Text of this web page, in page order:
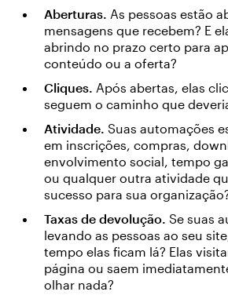
Aberturas. As pessoas estão
mensagens que recebem? E
abrindo no prazo certo para
conteúdo ou a oferta?
Cliques. Após abertas, elas
seguem o caminho que
Atividade. Suas automações
em inscrições, compras,
envolvimento social, tempo
ou qualquer outra atividade
sucesso para sua
Taxas de devolução. Se suas
levando as pessoas ao seu
tempo elas ficam lá? Elas
página ou saem
olhar nada?